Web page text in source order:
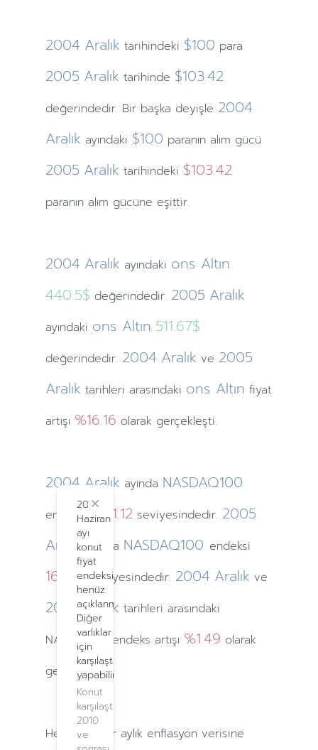
2004 Aralık tarihindeki $100 para
2005 Aralık tarihinde $103.42
değerindedir. Bir başka deyişle 2004
Aralık ayındaki $100 paranın alım gücü
2005 Aralık tarihindeki $103.42
paranın alım gücüne eşittir.
2004 Aralık ayındaki ons Altın
440.5$ değerindedir. 2005 Aralık
ayındaki ons Altın 511.67$
değerindedir. 2004 Aralık ve 2005
Aralık tarihleri arasındaki ons Altın fiyat
artışı %16.16 olarak gerçekleşti.
2024
Haziran
ayı
konut
fiyat
endeksi
henüz
açıklanmadı.
Diğer
varlıklar
için
karşılaştırma
yapabilirsiniz.
Konut
karşılaştırma,
2010
ve
Close
2004 Aralık ayında NASDAQ100
endeksi1621.12seviyesindedir. 2005
Aralık ayında NASDAQ100 endeksi
1645.2seviyesindedir. 2004 Aralık ve
2005 Aralık tarihleri arasındaki
NASDAQ100 endeks artışı %1.49 olarak
gerçekleşti.
Hesaplamalar aylık enflasyon verisine